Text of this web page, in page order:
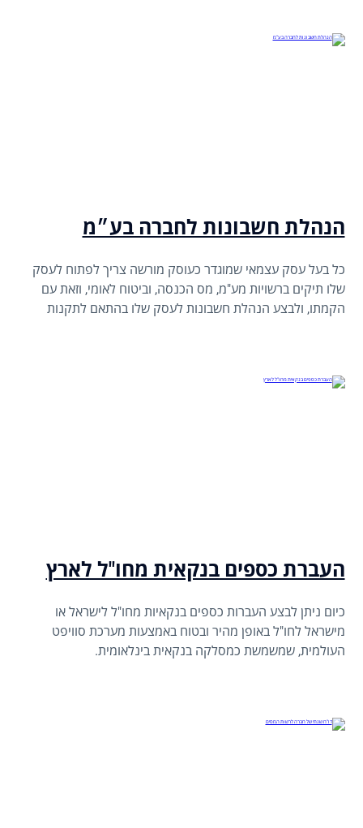
החוק חשוף לקבלת קנסות ואף לעונש מאסר של עד 3 שנים.
הנהלת חשבונות לחברה בע״מ
כל בעל עסק עצמאי שמוגדר כעוסק מורשה צריך לפתוח לעסק
שלו תיקים ברשויות מע"מ, מס הכנסה, וביטוח לאומי, וזאת עם
הקמתו, ולבצע הנהלת חשבונות לעסק שלו בהתאם לתקנות
העברת כספים בנקאית מחו"ל לארץ
כיום ניתן לבצע העברות כספים בנקאיות מחו"ל לישראל או
מישראל לחו"ל באופן מהיר ובטוח באמצעות מערכת סוויפט
העולמית, שמשמשת כמסלקה בנקאית בינלאומית.